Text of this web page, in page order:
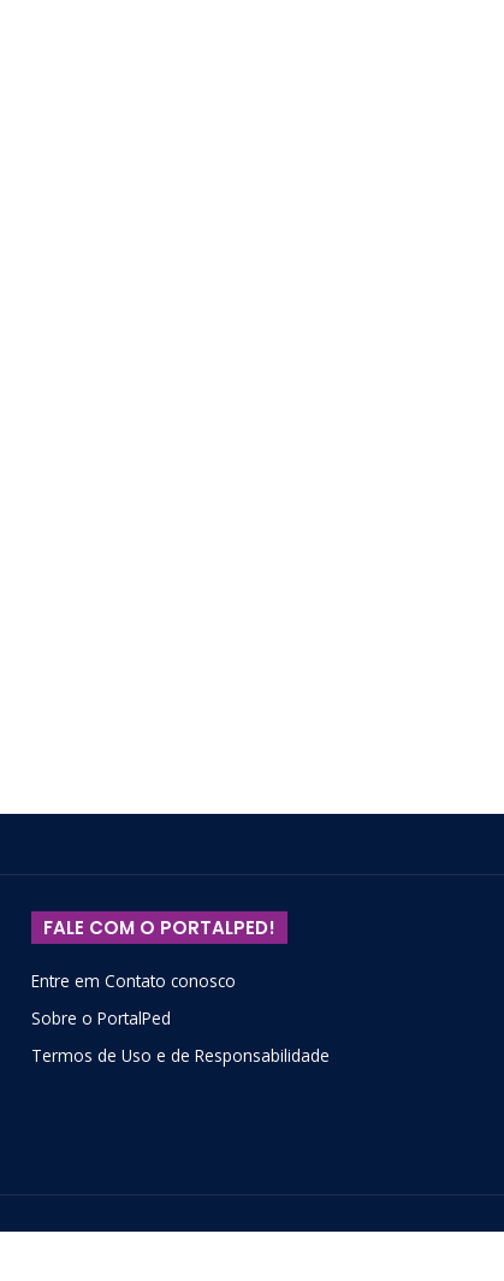
FALE COM O PORTALPED!
Entre em Contato conosco
Sobre o PortalPed
Termos de Uso e de Responsabilidade